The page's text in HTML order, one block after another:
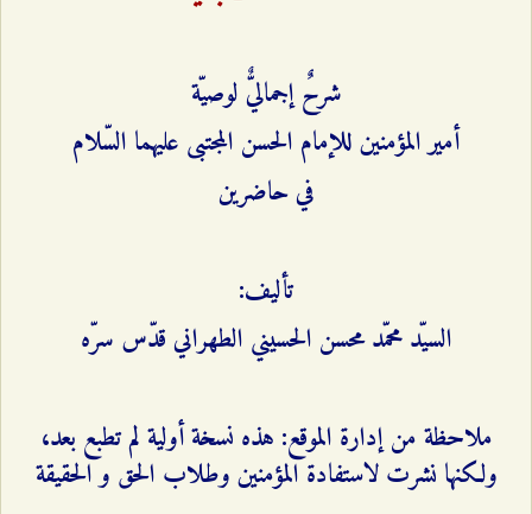
شرحٌ إجماليٌّ لوصيّة
أمير المؤمنين للإمام الحسن المجتبى عليهما السّلام
في حاضرين
تأليف:
السيّد محمّد محسن الحسيني الطهراني قدّس سرّه
ملاحظة من إدارة الموقع: هذه نسخة أولية لم تطبع بعد،
ولكنها نشرت لاستفادة المؤمنين وطلاب الحق و الحقيقة